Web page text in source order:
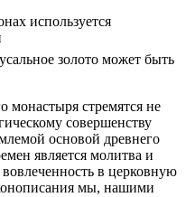
используется
золото может быть
монастыря стремятся не
совершенству
основой древнего
является молитва и
в церковную
мы, нашими